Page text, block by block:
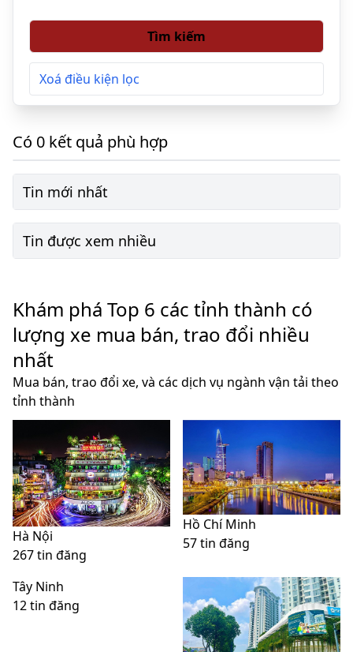
Tìm kiếm
Xoá điều kiện lọc
Có 0 kết quả phù hợp
Tin mới nhất
Tin được xem nhiều
Khám phá Top 6 các tỉnh thành có
lượng xe mua bán, trao đổi nhiều
nhất
Mua bán, trao đổi xe, và các dịch vụ ngành vận tải theo
tỉnh thành
Hà Nội
267 tin đăng
Hồ Chí Minh
57 tin đăng
Tây Ninh
12 tin đăng